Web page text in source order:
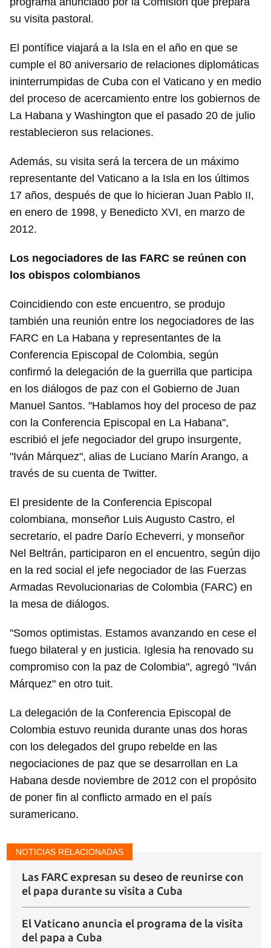
Guardar como favorito
su visita pastoral.
El pontífice viajará a la Isla en el año en que se
cumple el 80 aniversario de relaciones diplomáticas
ininterrumpidas de Cuba con el Vaticano y en medio
del proceso de acercamiento entre los gobiernos de
La Habana y Washington que el pasado 20 de julio
restablecieron sus relaciones.
Además, su visita será la tercera de un máximo
representante del Vaticano a la Isla en los últimos
17 años, después de que lo hicieran Juan Pablo II,
en enero de 1998, y Benedicto XVI, en marzo de
2012.
Los negociadores de las FARC se reúnen con
los obispos colombianos
Coincidiendo con este encuentro, se produjo
también una reunión entre los negociadores de las
FARC en La Habana y representantes de la
Conferencia Episcopal de Colombia, según
confirmó la delegación de la guerrilla que participa
en los diálogos de paz con el Gobierno de Juan
Manuel Santos. "Hablamos hoy del proceso de paz
con la Conferencia Episcopal en La Habana",
escribió el jefe negociador del grupo insurgente,
"Iván Márquez", alias de Luciano Marín Arango, a
través de su cuenta de Twitter.
El presidente de la Conferencia Episcopal
colombiana, monseñor Luis Augusto Castro, el
secretario, el padre Darío Echeverri, y monseñor
Nel Beltrán, participaron en el encuentro, según dijo
en la red social el jefe negociador de las Fuerzas
Armadas Revolucionarias de Colombia (FARC) en
la mesa de diálogos.
"Somos optimistas. Estamos avanzando en cese el
fuego bilateral y en justicia. Iglesia ha renovado su
compromiso con la paz de Colombia", agregó "Iván
Márquez" en otro tuit.
La delegación de la Conferencia Episcopal de
Colombia estuvo reunida durante unas dos horas
con los delegados del grupo rebelde en las
negociaciones de paz que se desarrollan en La
Habana desde noviembre de 2012 con el propósito
de poner fin al conflicto armado en el país
suramericano.
NOTICIAS RELACIONADAS
Las FARC expresan su deseo de reunirse con
el papa durante su visita a Cuba
El Vaticano anuncia el programa de la visita
del papa a Cuba